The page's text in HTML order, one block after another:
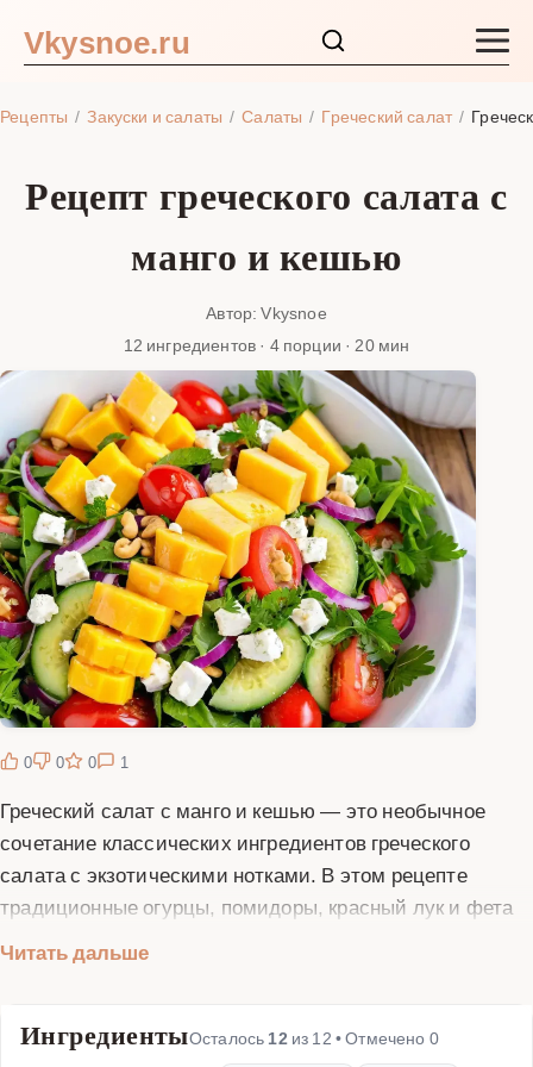
Vkysnoe.ru
Рецепты Закуски и салаты Салаты Греческий салат
Рецепт греческого салата с
манго и кешью
Автор: Vkysnoe
12 ингредиентов · 4 порции · 20 мин
0 0 0 1
Греческий салат с манго и кешью — это необычное
сочетание классических ингредиентов греческого
салата с экзотическими нотками. В этом рецепте
традиционные огурцы, помидоры, красный лук и фета
Такой салат получается не только вкусным, но и очень
добавляет салату сладость и сочность, а кешью
Читать дальше
ИнгредиентыОсталось 12 из 12 • Отмечено 0